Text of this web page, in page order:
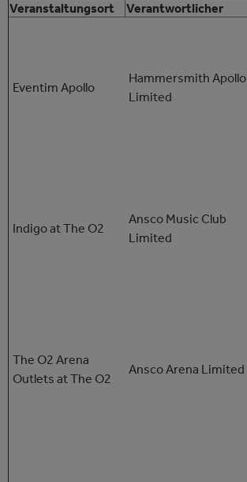
Veranstaltungsort Verantwortlicher
Eventim Apollo
Hammersmith Apollo
Limited
Indigo at The O2
Ansco Music Club
Limited
The O2 Arena
Outlets at The O2
Ansco Arena Limited